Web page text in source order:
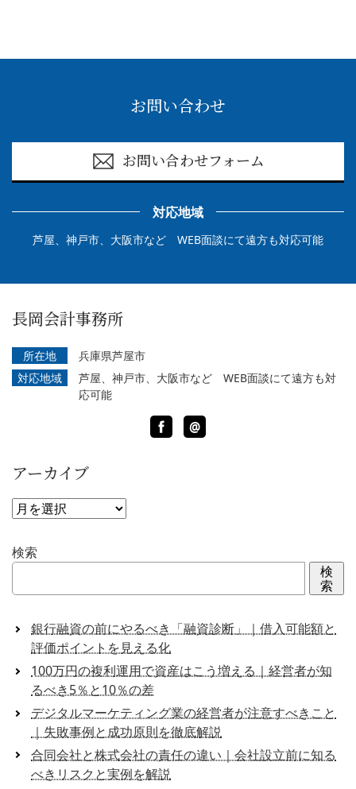
お問い合わせ
お問い合わせフォーム
対応地域
芦屋、神戸市、大阪市など WEB面談にて遠方も対応可能
長岡会計事務所
所在地
兵庫県芦屋市
対応地域
芦屋、神戸市、大阪市など WEB面談にて遠方も対
応可能
Facebook
LINE
@
アーカイブ
ア
カ
イ
検索
検
索
銀行融資の前にやるべき「融資診断」｜借入可能額と
評価ポイントを見える化
100万円の複利運用で資産はこう増える｜経営者が知
るべき5％と10％の差
デジタルマーケティング業の経営者が注意すべきこと
｜失敗事例と成功原則を徹底解説
合同会社と株式会社の責任の違い｜会社設立前に知る
べきリスクと実例を解説